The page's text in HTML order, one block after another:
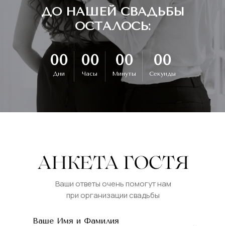
ДО НАШЕЙ СВАДЬБЫ
ОСТАЛОСЬ:
00
Дни
00
Часы
00
Минуты
00
Секунды
Ваше Имя и Фамилия
Ваши ответы очень помогут нам
при организации свадьбы